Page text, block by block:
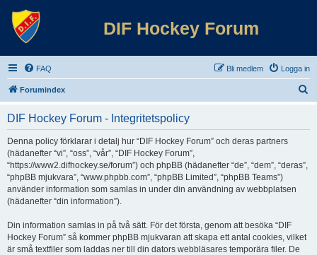
DIF Hockey Forum
FAQ Logga in
Bli medlem
Forumindex
DIF Hockey Forum - Integritetspolicy
Denna policy förklarar i detalj hur “DIF Hockey Forum” och deras partners
(hädanefter “vi”, “oss”, “vår”, “DIF Hockey Forum”,
“https://www2.difhockey.se/forum”) och phpBB (hädanefter “de”, “dem”, “deras”,
“phpBB mjukvara”, “www.phpbb.com”, “phpBB Limited”, “phpBB Teams”)
använder information som samlas in under din användning av webbplatsen
(hädanefter “din information”).
Din information samlas in på två sätt. För det första, genom att besöka “DIF
Hockey Forum” så kommer phpBB mjukvaran att skapa ett antal cookies, vilket
är små textfiler som laddas ner till din dators webbläsares temporära filer. De